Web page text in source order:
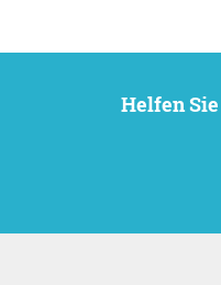
Helfen